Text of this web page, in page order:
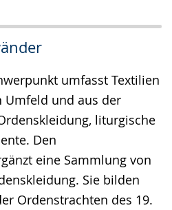
umfasst Textilien
Umfeld und aus der
liturgische
Den
eine Sammlung von
Sie bilden
Ordenstrachten des 19.